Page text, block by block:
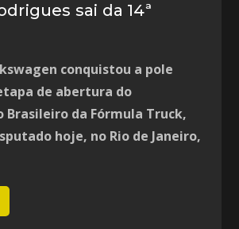
sai da 14ª
conquistou a pole
de abertura do
Brasileiro da Fórmula Truck,
hoje, no Rio de Janeiro,